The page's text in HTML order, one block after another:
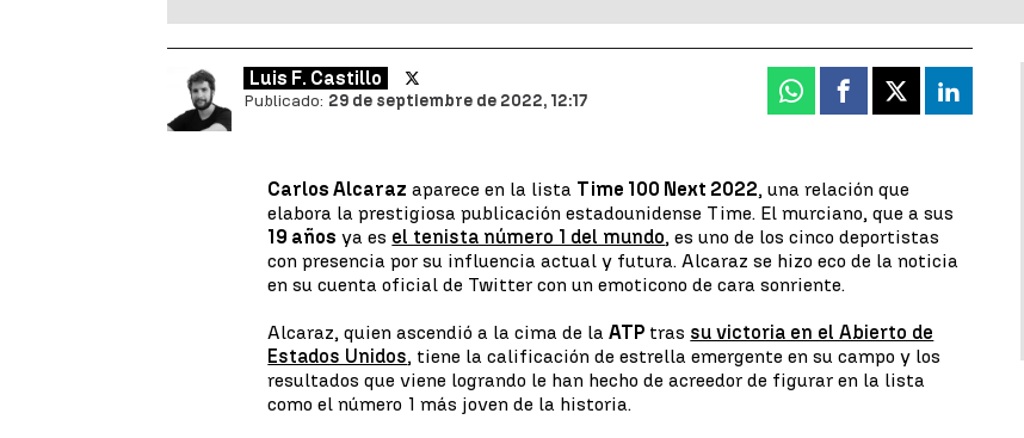
Luis F. Castillo
Publicado: 29 de septiembre de 2022, 12:17 Whatsapp
Facebook
X Linkedin
Carlos Alcaraz aparece en la lista Time 100 Next 2022, una relación que
elabora la prestigiosa publicación estadounidense Time. El murciano, que a sus
19 años ya es el tenista número 1 del mundo, es uno de los cinco deportistas
con presencia por su influencia actual y futura. Alcaraz se hizo eco de la noticia
en su cuenta oficial de Twitter con un emoticono de cara sonriente.
Alcaraz, quien ascendió a la cima de laATP tras su victoria en el Abierto de
Estados Unidos, tiene la calificación de estrella emergente en su campo y los
resultados que viene logrando le han hecho de acreedor de figurar en la lista
como el número 1 más joven de la historia.